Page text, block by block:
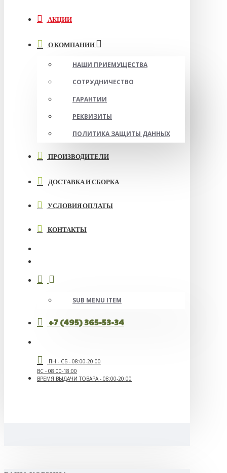
АКЦИИ
О КОМПАНИИ
НАШИ ПРИЕМУЩЕСТВА
СОТРУДНИЧЕСТВО
ГАРАНТИИ
РЕКВИЗИТЫ
ПОЛИТИКА ЗАЩИТЫ ДАННЫХ
ПРОИЗВОДИТЕЛИ
ДОСТАВКА И СБОРКА
УСЛОВИЯ ОПЛАТЫ
КОНТАКТЫ
SUB MENU ITEM
+7 (495) 365-53-34
ПН - СБ - 08:00-20:00
ВС - 08:00-18:00
ВРЕМЯ ВЫДАЧИ ТОВАРА - 08:00-20:00